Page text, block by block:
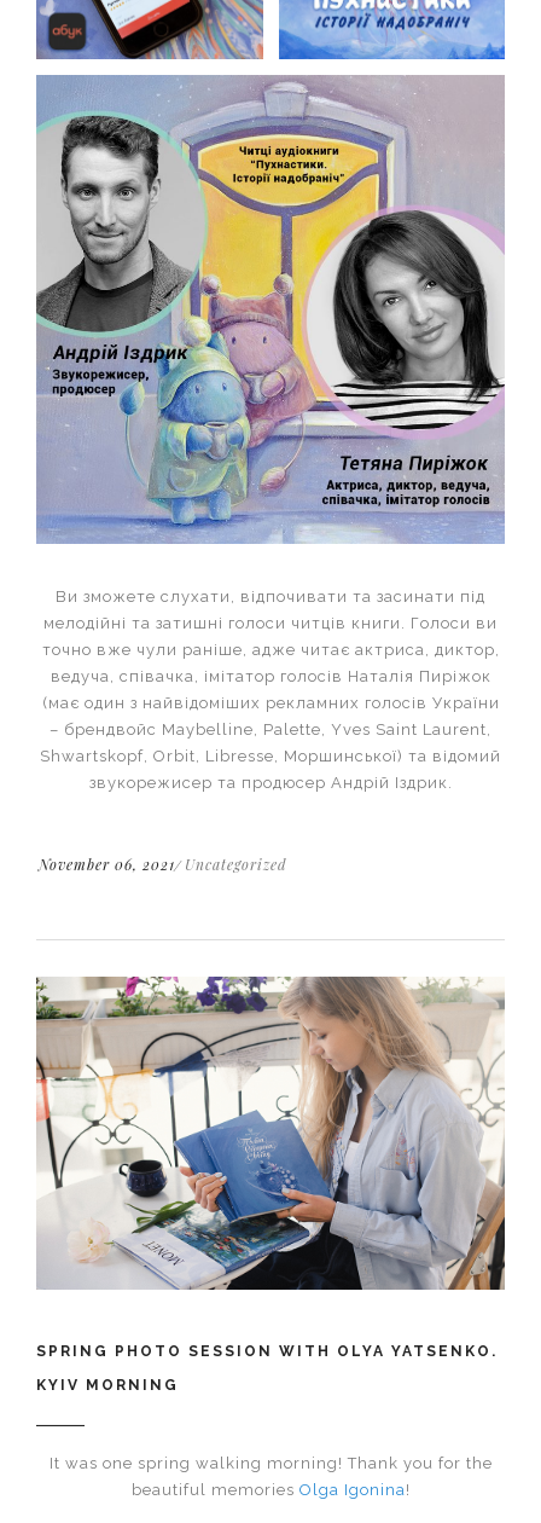
Ви зможете слухати, відпочивати та засинати під
мелодійні та затишні голоси читців книги. Голоси ви
точно вже чули раніше, адже читає актриса, диктор,
ведуча, співачка, імітатор голосів Наталія Пиріжок
(має один з найвідоміших рекламних голосів України
– брендвойс Maybеlline, Palette, Yves Saint Laurent,
Shwartskopf, Orbit, Libresse, Моршинської) та відомий
звукорежисер та продюсер Андрій Іздрик.
November 06, 2021 Uncategorized
SPRING PHOTO SESSION WITH OLYA YATSENKO.
KYIV MORNING
It was one spring walking morning! Thank you for the
beautiful memories Olga Igonina !